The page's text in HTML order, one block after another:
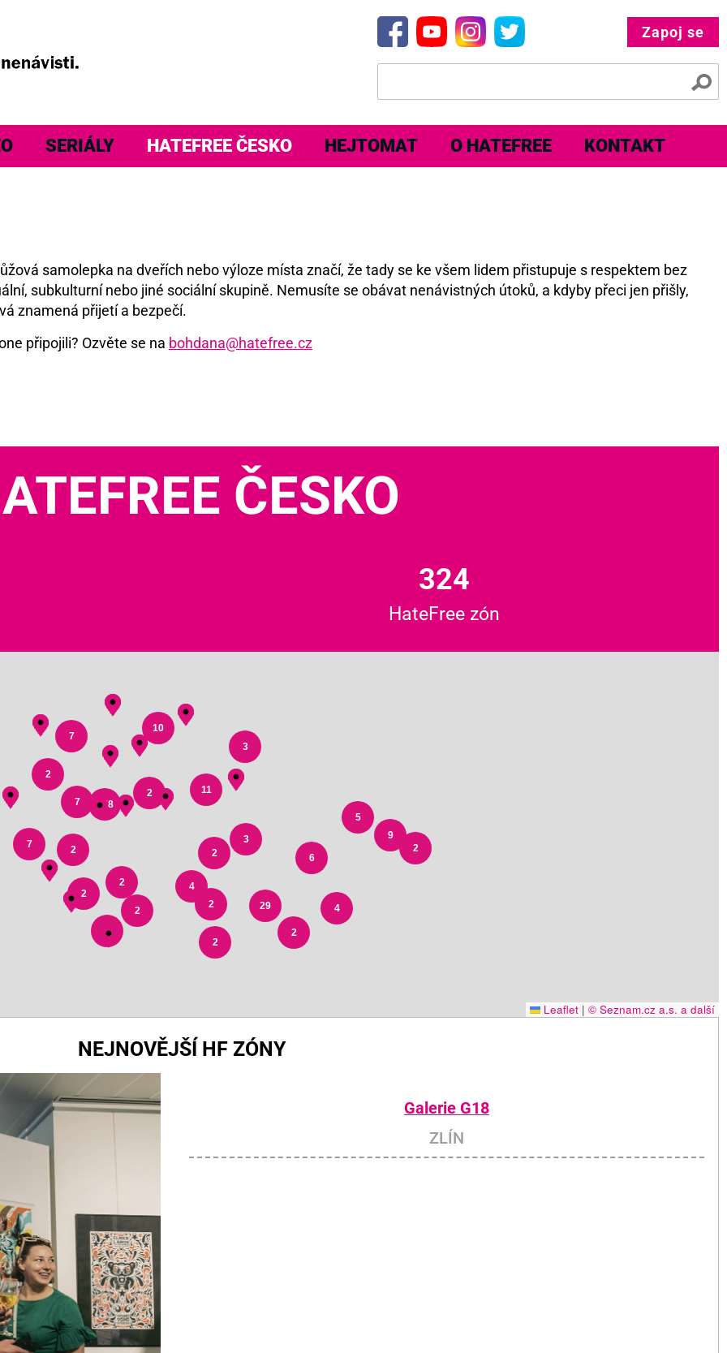
SERIÁLY HATEFREE ČESKO HEJTOMAT O HATEFREE KONTAKT
Zapoj se
samolepka na dveřích nebo výloze místa značí, že tady se ke všem lidem přistupuje s respektem bez
subkulturní nebo jiné sociální skupině. Nemusíte se obávat nenávistných útoků, a kdyby přeci jen přišly,
znamená přijetí a bezpečí.
připojili? Ozvěte se na bohdana@hatefree.cz
ČESKO
324
HateFree zón
2
2
5
9
2
6
4
2
2
4
2
29
3
3
10
11
2
7
7
2
2
3
2
2
7 178
Leaflet | © Seznam.cz a.s. a další
NEJNOVĚJŠÍ HF ZÓNY
Galerie G18
ZLÍN